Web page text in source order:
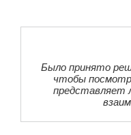
Было принято
чтобы
представляет